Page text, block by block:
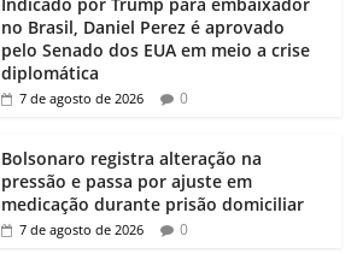
Indicado por Trump para embaixador
no Brasil, Daniel Perez é aprovado
pelo Senado dos EUA em meio a crise
diplomática
7 de agosto de 2026 0
Bolsonaro registra alteração na
pressão e passa por ajuste em
medicação durante prisão domiciliar
7 de agosto de 2026 0